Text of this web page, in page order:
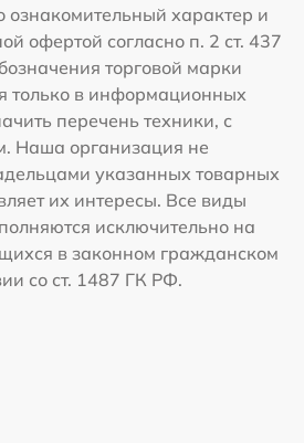
ознакомительный характер и
офертой согласно п. 2 ст. 437
торговой марки
только в информационных
перечень техники, с
Наша организация не
указанных товарных
их интересы. Все виды
исключительно на
в законном гражданском
со ст. 1487 ГК РФ.